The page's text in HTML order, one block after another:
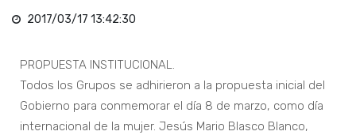
2017/03/17 13:42:30
PROPUESTA INSTITUCIONAL.
Todos los Grupos se adhirieron a la propuesta inicial del
Gobierno para conmemorar el día 8 de marzo, como día
internacional de la mujer. Jesús Mario Blasco Blanco,